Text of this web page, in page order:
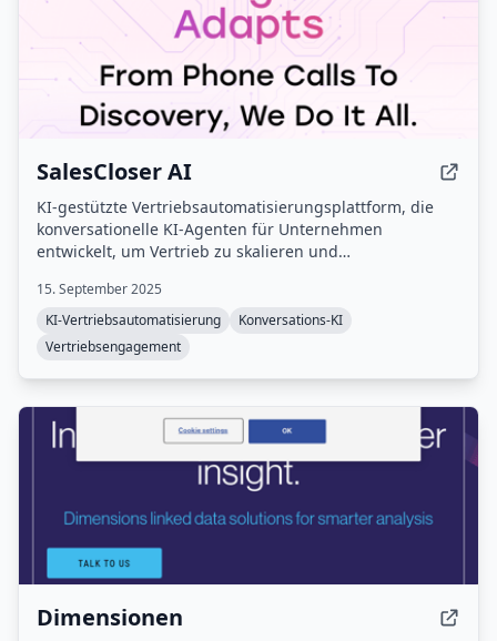
SalesCloser AI
KI-gestützte Vertriebsautomatisierungsplattform, die
konversationelle KI-Agenten für Unternehmen
entwickelt, um Vertrieb zu skalieren und
15. September 2025
KI-Vertriebsautomatisierung
Konversations-KI
Vertriebsengagement
Dimensionen